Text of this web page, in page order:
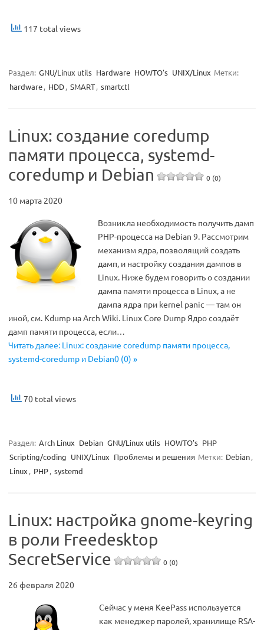
117 total views
Раздел: GNU/Linux utils Hardware HOWTO's UNIX/Linux Метки:
hardware, HDD, SMART, smartctl
Linux: создание coredump
памяти процесса, systemd-
coredump и Debian
0 (0)
10 марта 2020
Возникла необходимость получить дамп
РНР-процесса на Debian 9. Рассмотрим
механизм ядра, позволящий создать
дамп, и настройку создания дампов в
Linux. Ниже будем говорить о создании
дампа памяти процесса в Linux, а не
дампа ядра при kernel panic — там он
иной, см. Kdump на Arch Wiki. Linux Core Dump Ядро создаёт
дамп памяти процесса, если…
Читать далее: Linux: создание coredump памяти процесса,
systemd-coredump и Debian0 (0) »
70 total views
Раздел: Arch Linux Debian GNU/Linux utils HOWTO's PHP
Scripting/coding UNIX/Linux Проблемы и решения Метки: Debian,
Linux , PHP, systemd
Linux: настройка gnome-keyring
в роли Freedesktop
SecretService
0 (0)
26 февраля 2020
Сейчас у меня KeePass используется
как менеджер паролей, хранилище RSA-